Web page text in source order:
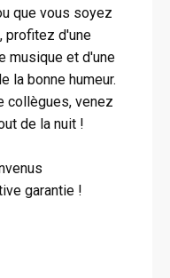
que vous soyez
profitez d'une
musique et d'une
la bonne humeur.
collègues, venez
de la nuit !
garantie !